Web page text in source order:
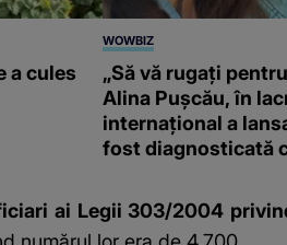
a cules
WOWBIZ
„Să vă rugați
Alina Pușcău, în
internațional a
fost diagnosticată
ai Legii 303/2004